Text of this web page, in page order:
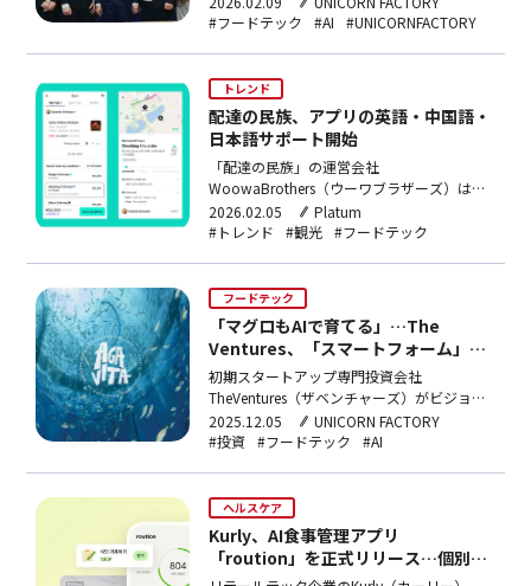
TANLONGGROUP（タンロングループ）と
かにした。MEGAPLANの技術はAI（人工知
能…
#フードテック
#AI #UNICORNFACTORY
トレンド
配達の民族、アプリの英語・中国語・
日本語サポート開始
「配達の民族」の運営会社
WoowaBrothers（ウーワブラザーズ）は、
アプリを英語、中国語、日本語でサポートす
る。ユーザーは、検索、メニュー選択、決
規模言語モデル）ベースの生成型AI技術を適
用した。多言語サポー…
2026.02.05
Platum
#トレンド
#観光 #フードテック
フードテック
「マグロもAIで育てる」…The
Ventures、「スマートフォーム」
AGAVITAシード投資
初期スタートアップ専門投資会社
TheVentures（ザベンチャーズ）がビジョン
AI(人工知能)ベースのスマートフォーム企業
AGAVITA（アガビタ）にシード投資を行った
ベースの全周期オペレーティングシステム…
2025.12.05
UNICORN FACTORY
#投資 #フードテック #AI
ヘルスケア
Kurly、AI食事管理アプリ
「roution」を正式リリース…個別レ
コメンドサービスを提供